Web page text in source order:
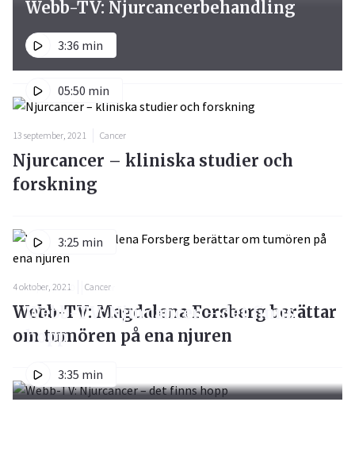
05:50 min
13 september, 2021 Cancer
Njurcancer – kliniska studier och
forskning
3:25 min
4 oktober, 2021 Cancer
Webb-TV: Magdalena Forsberg berättar
om tumören på ena njuren
Webb-TV: Njurcancerbehandling
3:36 min
17 juni, 2020 Cancer
Webb-TV: Njurcancer – det finns
hopp
3:35 min